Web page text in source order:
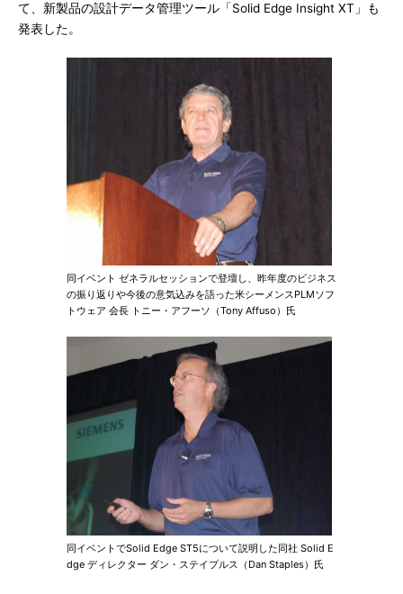
て、新製品の設計データ管理ツール「Solid Edge Insight XT」も
発表した。
同イベント ゼネラルセッションで登壇し、昨年度のビジネス
の振り返りや今後の意気込みを語った米シーメンスPLMソフ
トウェア 会長 トニー・アフーソ（Tony Affuso）氏
同イベントでSolid Edge ST5について説明した同社 Solid E
dge ディレクター ダン・ステイプルス（Dan Staples）氏